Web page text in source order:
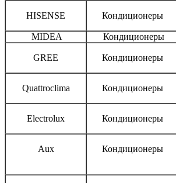
HISENSE Кондиционеры
MIDEA Кондиционеры
GREE Кондиционеры
Quattroclima Кондиционеры
Electrolux Кондиционеры
Aux
Кондиционеры